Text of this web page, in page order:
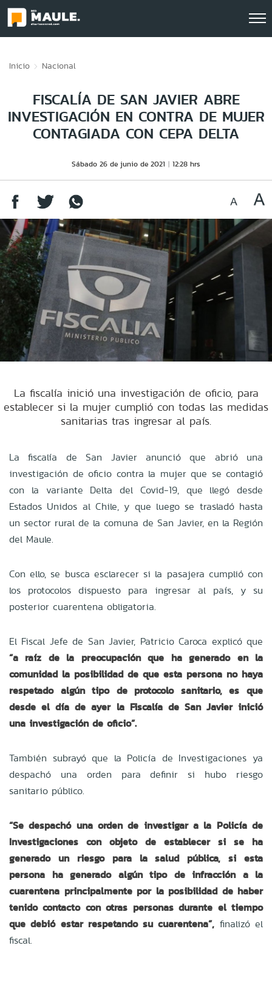
Inicio Nacional
FISCALÍA DE SAN JAVIER ABRE
INVESTIGACIÓN EN CONTRA DE MUJER
CONTAGIADA CON CEPA DELTA
Sábado 26 de junio de 2021 12:28 hrs
La fiscalía inició una investigación de oficio, para
establecer si la mujer cumplió con todas las medidas
sanitarias tras ingresar al país.
La fiscalía de San Javier anunció que abrió una
investigación de oficio contra la mujer que se contagió
con la variante Delta del Covid-19, que llegó desde
Estados Unidos al Chile, y que luego se trasladó hasta
un sector rural de la comuna de San Javier, en la Región
del Maule.
Con ello, se busca esclarecer si la pasajera cumplió con
los protocolos dispuesto para ingresar al país, y su
posterior cuarentena obligatoria.
El Fiscal Jefe de San Javier, Patricio Caroca explicó que
“a raíz de la preocupación que ha generado en la
comunidad la posibilidad de que esta persona no haya
respetado algún tipo de protocolo sanitario, es que
desde el día de ayer la Fiscalía de San Javier inició
una investigación de oficio”.
También subrayó que la Policía de Investigaciones ya
despachó una orden para definir si hubo riesgo
sanitario público.
“Se despachó una orden de investigar a la Policía de
Investigaciones con objeto de establecer si se ha
generado un riesgo para la salud pública, si esta
persona ha generado algún tipo de infracción a la
cuarentena principalmente por la posibilidad de haber
tenido contacto con otras personas durante el tiempo
que debió estar respetando su cuarentena”, finalizó el
fiscal.